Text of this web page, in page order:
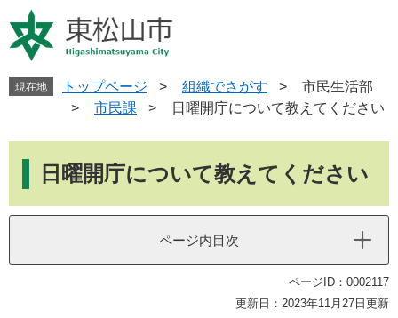
ー
ジ
す
ニ
ュ
し
へ
現在地 トップページ > 組織でさがす >
市民生活部
>
市民課 > 日曜開庁について教えてください
日曜開庁について教えてください
ページ内目次
ページID：0002117
更新日：2023年11月27日更新